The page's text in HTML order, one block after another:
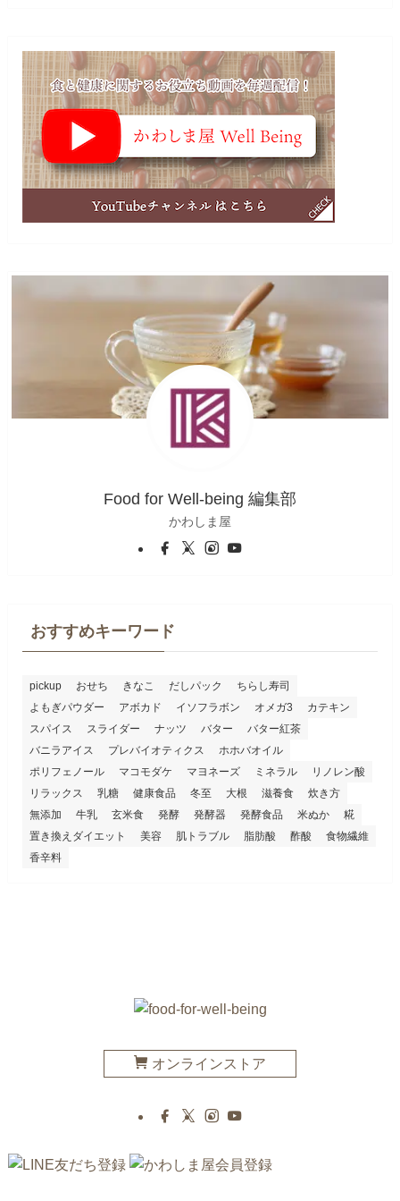
Food for Well-being 編集部
かわしま屋
おすすめキーワード
pickup おせち きなこ だしパック
ちらし寿司
よもぎパウダー
アボカド イソフラボン オメガ3
カテキン
スパイス
スライダー ナッツ バター
バター紅茶
バニラアイス
プレバイオティクス
ホホバオイル
ポリフェノール
マコモダケ マヨネーズ ミネラル
リノレン酸
リラックス
乳糖 健康食品 冬至 大根 滋養食
炊き方
無添加
牛乳 玄米食 発酵 発酵器 発酵食品 米ぬか
糀
置き換えダイエット
美容 肌トラブル 脂肪酸 酢酸
食物繊維
香辛料
オンラインストア